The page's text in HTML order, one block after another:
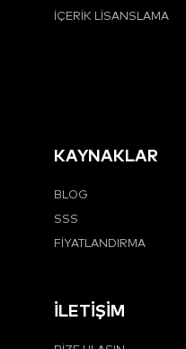
İÇERIK LISANSLAMA
KAYNAKLAR
BLOG
SSS
FIYATLANDIRMA
İLETIŞIM